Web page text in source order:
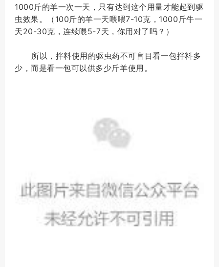
1000斤的羊一次一天，只有达到这个用量才能起到驱
虫效果。（100斤的羊一天喂喂7-10克，1000斤牛一
天20-30克，连续喂5-7天，你用对了吗？）
所以，拌料使用的驱虫药不可盲目看一包拌料多
少，而是看一包可以供多少斤羊使用。